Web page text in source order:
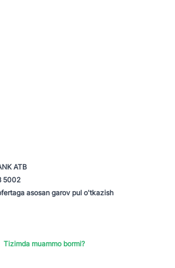
ATB
5002
asosan garov pul o'tkazish
Tizimda muammo bormi?